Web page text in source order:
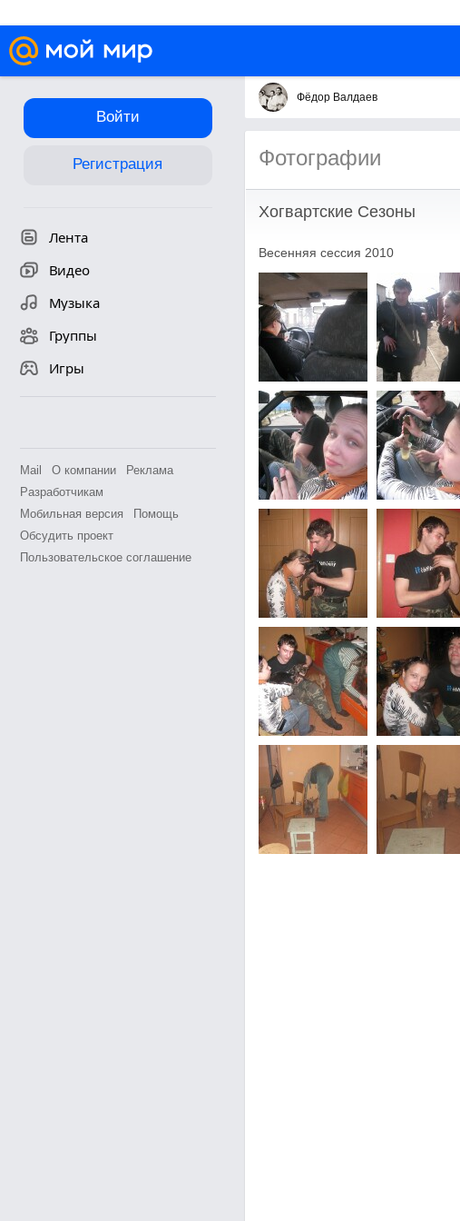
Войти
Регистрация
Лента
Видео
Музыка
Группы
Игры
Mail О компании
Реклама
Разработчикам
Мобильная версия
Помощь
Обсудить проект
Пользовательское соглашение
Фёдор Валдаев
Фотографии
Хогвартские Сезоны
Весенняя сессия 2010